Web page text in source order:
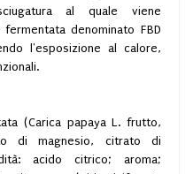
al quale viene
denominato FBD
l'esposizione al calore,
(Carica papaya L. frutto,
di magnesio, citrato di
acido citrico; aroma;